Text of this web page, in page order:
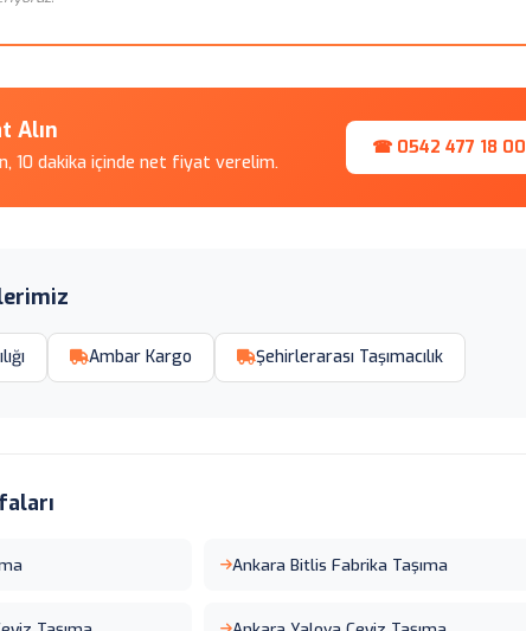
Alın
10 dakika içinde net fiyat verelim.
☎ 0542 477 18 00
Ambar Kargo Şehirlerarası Taşımacılık
Ankara Bitlis Fabrika Taşıma